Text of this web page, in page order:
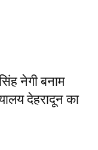
नेगी बनाम
देहरादून का